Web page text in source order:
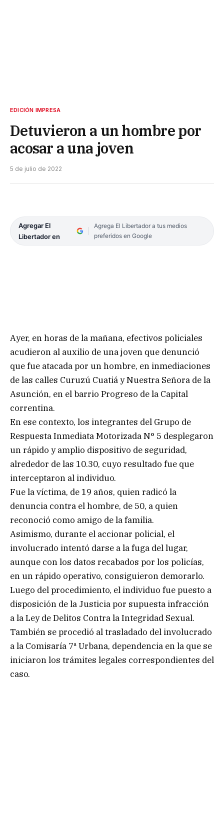
EDICIÓN IMPRESA
Detuvieron a un hombre por
acosar a una joven
5 de julio de 2022
Agregar El
Libertador en
Agrega El Libertador a tus medios
preferidos en Google
Ayer, en horas de la mañana, efectivos policiales
acudieron al auxilio de una joven que denunció
que fue atacada por un hombre, en inmediaciones
de las calles Curuzú Cuatiá y Nuestra Señora de la
Asunción, en el barrio Progreso de la Capital
correntina.
En ese contexto, los integrantes del Grupo de
Respuesta Inmediata Motorizada N° 5 desplegaron
un rápido y amplio dispositivo de seguridad,
alrededor de las 10.30, cuyo resultado fue que
interceptaron al individuo.
Fue la víctima, de 19 años, quien radicó la
denuncia contra el hombre, de 50, a quien
reconoció como amigo de la familia.
Asimismo, durante el accionar policial, el
involucrado intentó darse a la fuga del lugar,
aunque con los datos recabados por los policías,
en un rápido operativo, consiguieron demorarlo.
Luego del procedimiento, el individuo fue puesto a
disposición de la Justicia por supuesta infracción
a la Ley de Delitos Contra la Integridad Sexual.
También se procedió al trasladado del involucrado
a la Comisaría 7ª Urbana, dependencia en la que se
iniciaron los trámites legales correspondientes del
caso.